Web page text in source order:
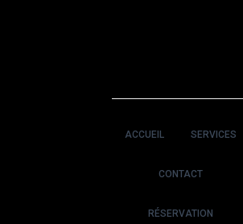
ACCUEIL SERVICES
CONTACT
RÉSERVATION